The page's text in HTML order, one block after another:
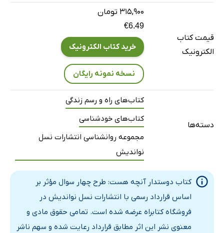
پسر و عروسم بی‌ملاحظه و بی‌پروا هستند
5. تعمیق پرسش
برآشفته و عصبانی از «شرکت‌های بزرگ امریکا»
7. اجرای «فرایند پرسش» در خودداوری
اَبی و ذوئی نمی‌خواهند من با آن‌ها بازی کنم
همسرم، بنا بود مرا خوشبخت کند
لازم است تصمیمی بگیرم
قیمت کتاب
الکترونیک
۳۱۵,۹۰۰ تومان
€6.49
خرید کتاب الکترونیک
نسخه نمونه رایگان
دسته‌ها
کتاب‌های راه و رسم زندگی
کتاب‌های خودشناسی
مجموعه روانشناسی انتشارات نسل
نواندیش
کتاب دوستدار آنچه هست: طرح چهار سوال مؤثر بر
اساس قرارداد رسمی با انتشارات نسل نواندیش در
فروشگاه کتابراه عرضه شده است. تمامی حقوق مادی و
معنوی نشر این اثر مطابق قرارداد رعایت شده و سهم ناشر